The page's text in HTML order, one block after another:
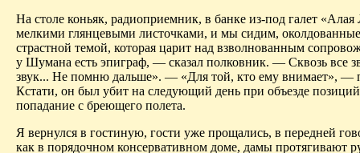
На столе коньяк, радиоприемник, в банке из-под галет «Алая
мелкими глянцевыми листочками, и мы сидим,
страстной темой, которая царит над взволнованным
у Шумана есть эпиграф, — сказал полковник. — Сквозь все
звук... Не помню дальше». — «Для той, кто ему внимает», —
Кстати, он был убит на следующий день при объезде
попадание с бреющего полета.
Я вернулся в гостиную, гости уже прощались, в передней
как в порядочном консервативном доме, дамы протягивают